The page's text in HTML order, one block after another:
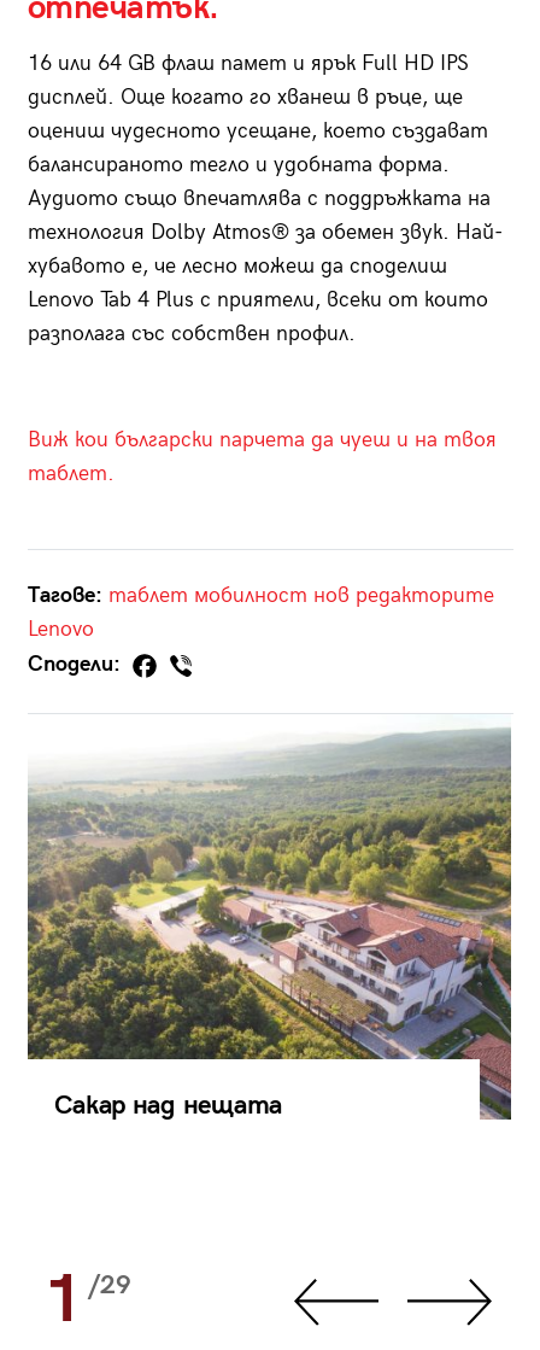
отпечатък.
16 или 64 GB флаш памет и ярък Full HD IPS
дисплей. Още когато го хванеш в ръце, ще
оцениш чудесното усещане, което създават
балансираното тегло и удобната форма.
Аудиото също впечатлява с поддръжката на
технология Dolby Atmos® за обемен звук. Най-
хубавото е, че лесно можеш да споделиш
Lenovo Tab 4 Plus с приятели, всеки от които
разполага със собствен профил.
Виж кои български парчета да чуеш и на твоя
таблет.
Тагове: таблет мобилност нов редакторите
Lenovo
Сподели:
Сакар над нещата
1 /29